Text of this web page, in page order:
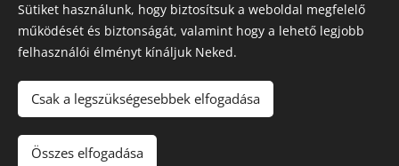
Impresszum
Sütiket használunk, hogy biztosítsuk a weboldal megfelelő
működését és biztonságát, valamint hogy a lehető legjobb
felhasználói élményt kínáljuk Neked.
Csak a legszükségesebbek elfogadása
Összes elfogadása